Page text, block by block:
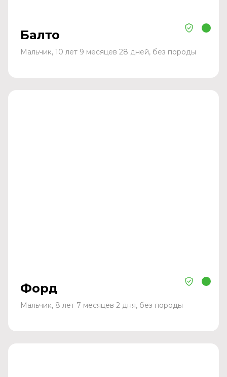
Балто
Мальчик, 10 лет 9 месяцев 28 дней, без породы
Форд
Мальчик, 8 лет 7 месяцев 2 дня, без породы